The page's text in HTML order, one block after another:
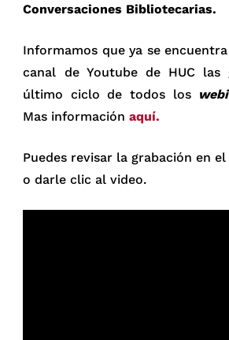
Conversaciones Bibliotecarias.
Informamos que ya se
canal de Youtube de HUC las
último ciclo de todos los
Mas informaciónaquí.
Puedes revisar la grabación en
o darle clic al video.